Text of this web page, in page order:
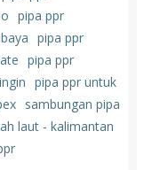
pipa ppr
pipa ppr
pipa ppr
pipa ppr untuk
sambungan pipa
laut - kalimantan